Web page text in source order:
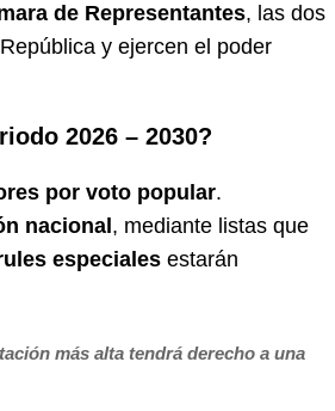
de Representantes, las dos
y ejercen el poder
2026 – 2030?
por voto popular.
nacional , mediante listas que
especiales estarán
más alta tendrá derecho a una